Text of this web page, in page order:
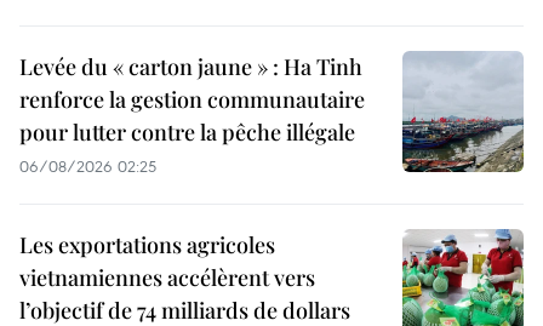
Levée du « carton jaune » : Ha Tinh
renforce la gestion communautaire
pour lutter contre la pêche illégale
06/08/2026 02:25
Les exportations agricoles
vietnamiennes accélèrent vers
l’objectif de 74 milliards de dollars